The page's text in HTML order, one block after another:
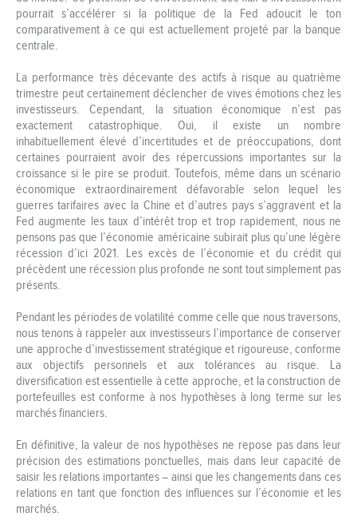
pourrait s’accélérer si la politique de la Fed adoucit le ton
comparativement à ce qui est actuellement projeté par la banque
centrale.
La performance très décevante des actifs à risque au quatrième
trimestre peut certainement déclencher de vives émotions chez les
investisseurs. Cependant, la situation économique n’est pas
exactement catastrophique. Oui, il existe un nombre
inhabituellement élevé d’incertitudes et de préoccupations, dont
certaines pourraient avoir des répercussions importantes sur la
croissance si le pire se produit. Toutefois, même dans un scénario
économique extraordinairement défavorable selon lequel les
guerres tarifaires avec la Chine et d’autres pays s’aggravent et la
Fed augmente les taux d’intérêt trop et trop rapidement, nous ne
pensons pas que l’économie américaine subirait plus qu’une légère
récession d’ici 2021. Les excès de l’économie et du crédit qui
précèdent une récession plus profonde ne sont tout simplement pas
présents.
Pendant les périodes de volatilité comme celle que nous traversons,
nous tenons à rappeler aux investisseurs l’importance de conserver
une approche d’investissement stratégique et rigoureuse, conforme
aux objectifs personnels et aux tolérances au risque. La
diversification est essentielle à cette approche, et la construction de
portefeuilles est conforme à nos hypothèses à long terme sur les
marchés financiers.
En définitive, la valeur de nos hypothèses ne repose pas dans leur
précision des estimations ponctuelles, mais dans leur capacité de
saisir les relations importantes – ainsi que les changements dans ces
relations en tant que fonction des influences sur l’économie et les
marchés.